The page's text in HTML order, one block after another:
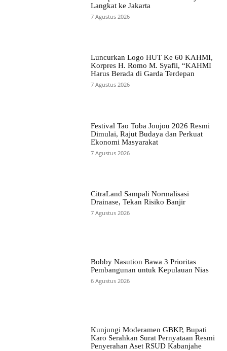
Langkat ke Jakarta
7 Agustus 2026
Luncurkan Logo HUT Ke 60 KAHMI,
Korpres H. Romo M. Syafii, “KAHMI
Harus Berada di Garda Terdepan
7 Agustus 2026
Festival Tao Toba Joujou 2026 Resmi
Dimulai, Rajut Budaya dan Perkuat
Ekonomi Masyarakat
7 Agustus 2026
CitraLand Sampali Normalisasi
Drainase, Tekan Risiko Banjir
7 Agustus 2026
Bobby Nasution Bawa 3 Prioritas
Pembangunan untuk Kepulauan Nias
6 Agustus 2026
Kunjungi Moderamen GBKP, Bupati
Karo Serahkan Surat Pernyataan Resmi
Penyerahan Aset RSUD Kabanjahe